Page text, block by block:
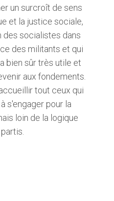
un surcroît de sens
et la justice sociale,
des socialistes dans
des militants et qui
bien sûr très utile et
aux fondements.
tout ceux qui
s'engager pour la
loin de la logique